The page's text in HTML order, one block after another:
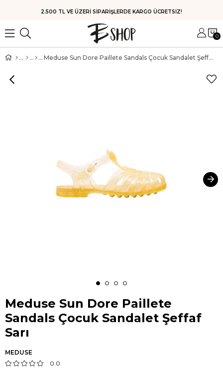
HIZLI KARGO
0
Meduse Sun Dore Paillete Sandals Çocuk Sandalet Şeffaf Sarı
Meduse Sun Dore Paillete
Sandals Çocuk Sandalet Şeffaf
Sarı
MEDUSE
0.0